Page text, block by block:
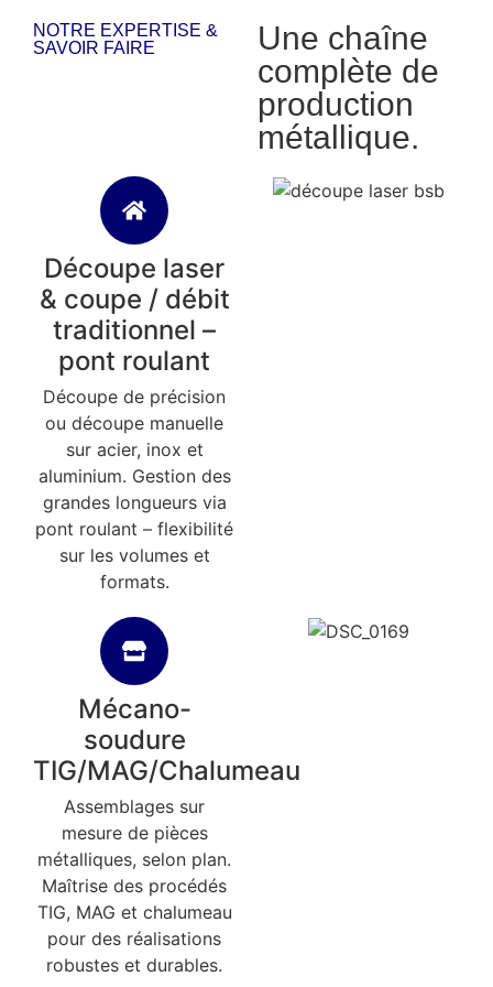
NOTRE EXPERTISE &
SAVOIR FAIRE
Une chaîne
complète de
production
métallique.
Découpe laser
& coupe / débit
traditionnel –
pont roulant
Découpe de précision
ou découpe manuelle
sur acier, inox et
aluminium. Gestion des
grandes longueurs via
pont roulant – flexibilité
sur les volumes et
formats.
Mécano-
soudure
TIG/MAG/Chalumeau
Assemblages sur
mesure de pièces
métalliques, selon plan.
Maîtrise des procédés
TIG, MAG et chalumeau
pour des réalisations
robustes et durables.